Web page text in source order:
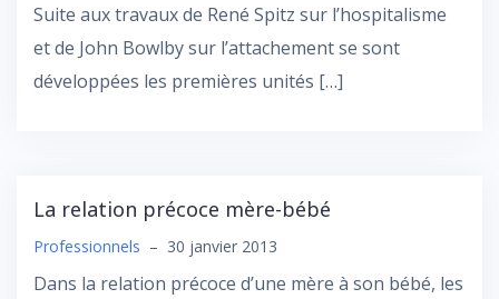
Suite aux travaux de René Spitz sur l’hospitalisme
et de John Bowlby sur l’attachement se sont
développées les premières unités […]
La relation précoce mère-bébé
Professionnels – 30 janvier 2013
Dans la relation précoce d’une mère à son bébé, les